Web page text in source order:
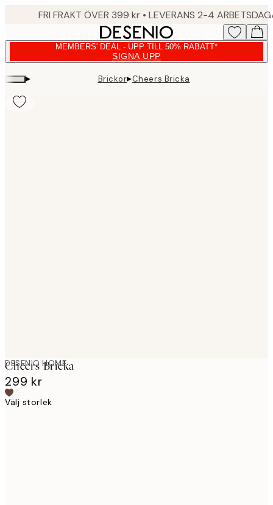
FRI FRAKT ÖVER 399 kr • LEVERANS 2-4
MEMBERS' DEAL - UPP TILL 50% RABATT*
SIGNA UPP
▸ Brickor▸Cheers Bricka
DESENIO HOME
Cheers Bricka
299 kr
Välj storlek